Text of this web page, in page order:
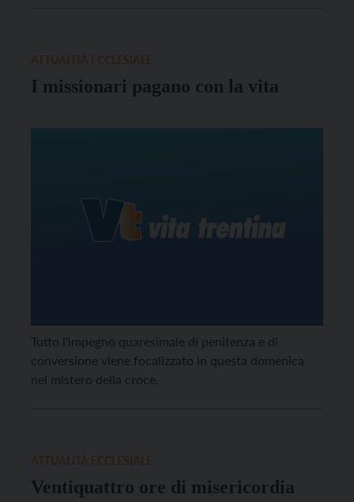
I missionari pagano con la vita
Tutto l'impegno quaresimale di penitenza e di
conversione viene focalizzato in questa domenica
nel mistero della croce.
Ventiquattro ore di misericordia